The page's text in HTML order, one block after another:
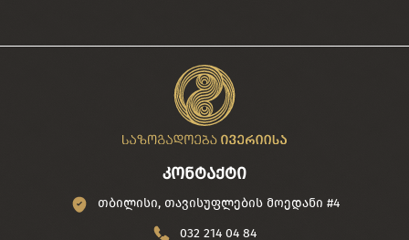
კონტაქტი
თბილისი, თავისუფლების მოედანი #4
032 214 04 84